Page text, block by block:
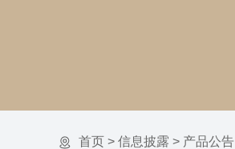
首页 > 信息披露 > 产品公告